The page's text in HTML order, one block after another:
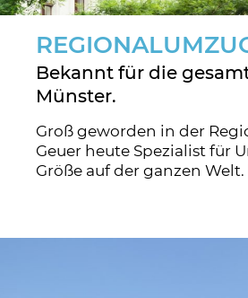
Bekannt für die
Münster.
Groß geworden in der
Geuer heute Spezialist für
Größe auf der ganzen Welt.